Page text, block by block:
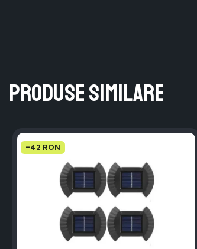
Produse similare
-42 RON